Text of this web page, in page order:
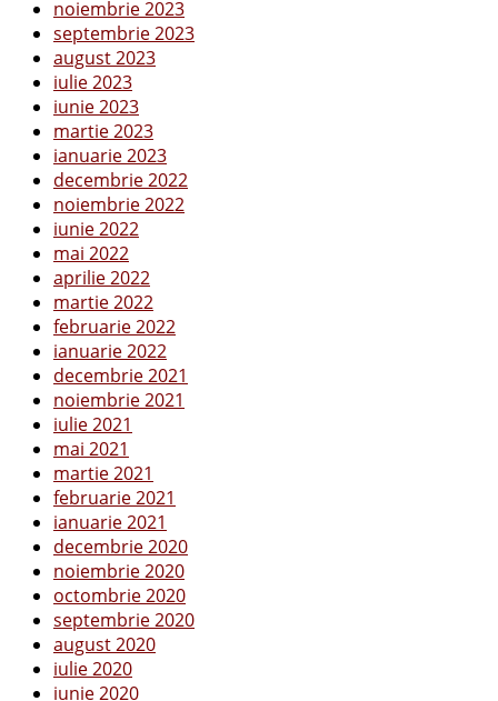
noiembrie 2023
septembrie 2023
august 2023
iulie 2023
iunie 2023
martie 2023
ianuarie 2023
decembrie 2022
noiembrie 2022
iunie 2022
mai 2022
aprilie 2022
martie 2022
februarie 2022
ianuarie 2022
decembrie 2021
noiembrie 2021
iulie 2021
mai 2021
martie 2021
februarie 2021
ianuarie 2021
decembrie 2020
noiembrie 2020
octombrie 2020
septembrie 2020
august 2020
iulie 2020
iunie 2020